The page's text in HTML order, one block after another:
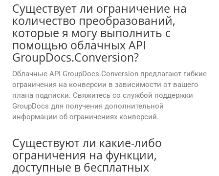
Существует ли ограничение на
количество преобразований,
которые я могу выполнить с
помощью облачных API
GroupDocs.Conversion?
Облачные API GroupDocs.Conversion предлагают гибкие
ограничения на конверсии в зависимости от вашего
плана подписки. Свяжитесь со службой поддержки
GroupDocs для получения дополнительной
информации об ограничениях конверсий.
Существуют ли какие-либо
ограничения на функции,
доступные в бесплатных